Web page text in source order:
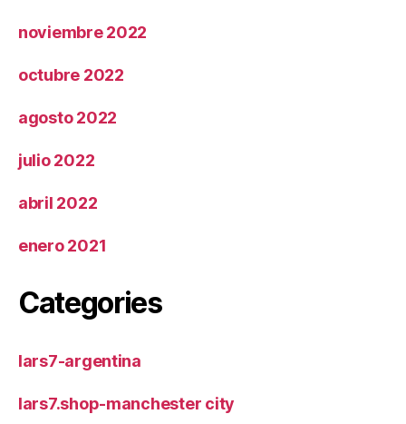
noviembre 2022
octubre 2022
agosto 2022
julio 2022
abril 2022
enero 2021
Categories
lars7-argentina
lars7.shop-manchester city